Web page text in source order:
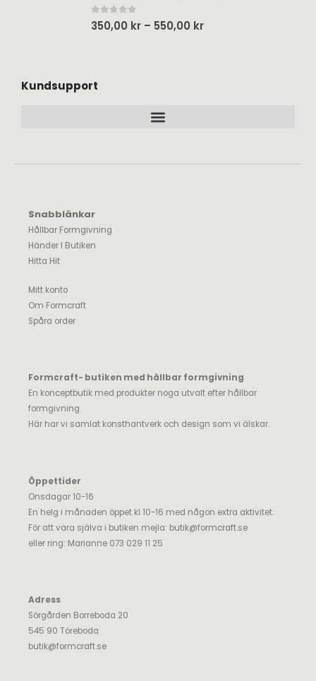
0out of 5
350,00 kr – 550,00 kr
Kundsupport
Snabblänkar
Hållbar Formgivning
Händer I Butiken
Hitta Hit
Mitt konto
Om Formcraft
Spåra order
Formcraft- butiken med hållbar formgivning
En konceptbutik med produkter noga utvalt efter hållbar
formgivning.
Här har vi samlat konsthantverk och design som vi älskar.
Öppettider
Onsdagar 10-16
En helg i månaden öppet kl 10-16 med någon extra aktivitet.
För att vara själva i butiken mejla: butik@formcraft.se
eller ring: Marianne 073 029 11 25
Adress
Sörgården Borreboda 20
545 90 Töreboda
butik@formcraft.se